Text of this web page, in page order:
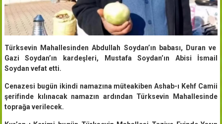
Türksevin Mahallesinden Abdullah Soydan’ın babası, Duran ve
Gazi Soydan’ın kardeşleri, Mustafa Soydan’ın Abisi İsmail
Soydan vefat etti.
Cenazesi bugün ikindi namazına müteakiben Ashab-ı Kehf Camii
şerifinde kılınacak namazın ardından Türksevin Mahallesinde
toprağa verilecek.